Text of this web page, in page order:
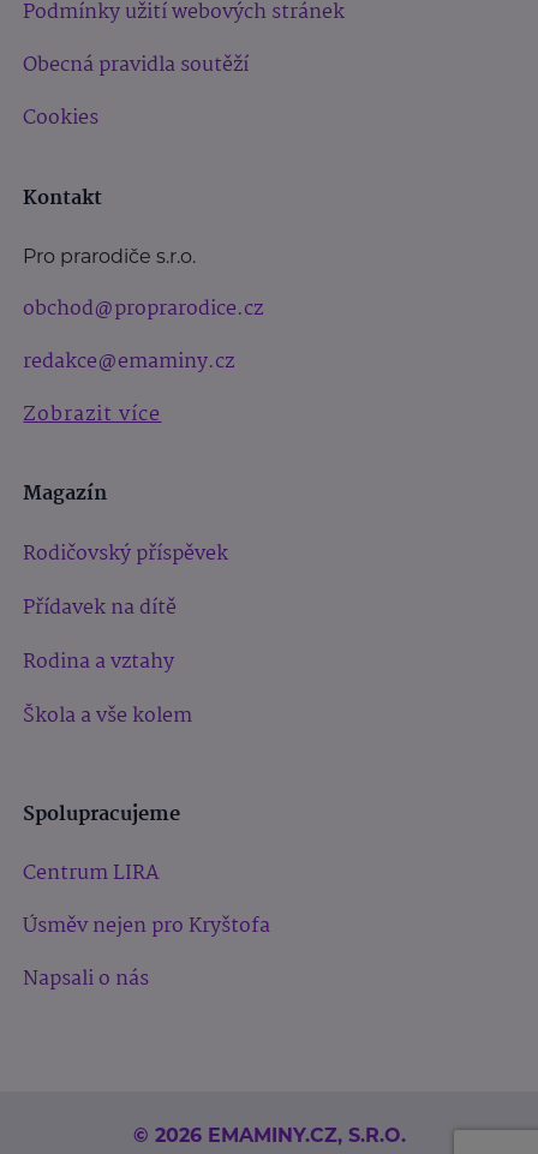
Podmínky užití webových stránek
Obecná pravidla soutěží
Cookies
Kontakt
Pro prarodiče s.r.o.
obchod@proprarodice.cz
redakce@emaminy.cz
Zobrazit více
Magazín
Rodičovský příspěvek
Přídavek na dítě
Rodina a vztahy
Škola a vše kolem
Spolupracujeme
Centrum LIRA
Úsměv nejen pro Kryštofa
Napsali o nás
© 2026 EMAMINY.CZ, S.R.O.